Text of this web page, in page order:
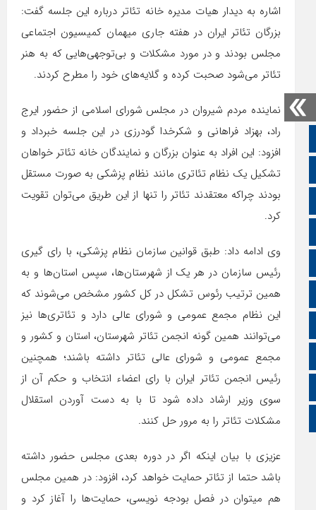
صفحه نخست
تالار گفتمان
اپلیکیشن سایت
اینستاگرام
اطلاعات سایت
زبان انگلیسی
زبان عربی
اشاره به دیدار هیات مدیره خانه تئاتر درباره این جلسه گفت:
بزرگان تئاتر ایران در هفته جاری میهمان کمیسیون اجتماعی
مجلس بودند و در مورد مشکلات و بی‌توجهی‌هایی که به هنر
تئاتر می‌شود صحبت کرده و گلایه‌های خود را مطرح کردند.
نماینده مردم شیروان در مجلس شورای اسلامی از حضور ایرج
راد، بهزاد فراهانی و شکرخدا گودرزی در این جلسه خبرداد و
افزود: این افراد به عنوان بزرگان و نمایندگان خانه تئاتر خواهان
تشکیل یک نظام تئاتری مانند نظام پزشکی به صورت مستقل
بودند چراکه معتقدند تئاتر را تنها از این طریق می‌توان تقویت
کرد.
وی ادامه داد: طبق قوانین سازمان نظام پزشکی، با رای گیری
رئیس سازمان در هر یک از شهرستان‌ها، سپس استان‌ها و به
همین ترتیب رئوس تشکل در کل کشور مشخص می‌شوند که
این نظام مجمع عمومی و شورای عالی دارد و تئاتری‌ها نیز
می‌توانند همین گونه انجمن تئاتر شهرستان، استان و کشور و
مجمع عمومی و شورای عالی تئاتر داشته باشند؛ همچنین
رئیس انجمن تئاتر ایران با رای اعضاء انتخاب و حکم آن از
سوی وزیر ارشاد داده شود تا با به دست آوردن استقلال
مشکلات تئاتر را به مرور حل کنند.
عزیزی با بیان اینکه اگر در دوره بعدی مجلس حضور داشته
باشد حتما از تئاتر حمایت خواهد کرد، افزود: در همین مجلس
هم میتوان در فصل بودجه نویسی، حمایت‌ها را آغاز کرد و